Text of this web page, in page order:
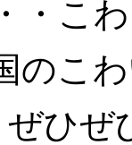
・こ
のこ
ぜひ